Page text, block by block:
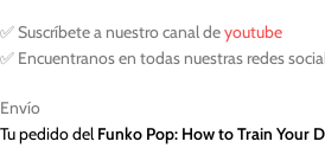
✅ Suscríbete a nuestro canal deyoutube
✅ Encuentranos en todas nuestras redes
Envío
Tu pedido delFunko Pop: How to Train Your